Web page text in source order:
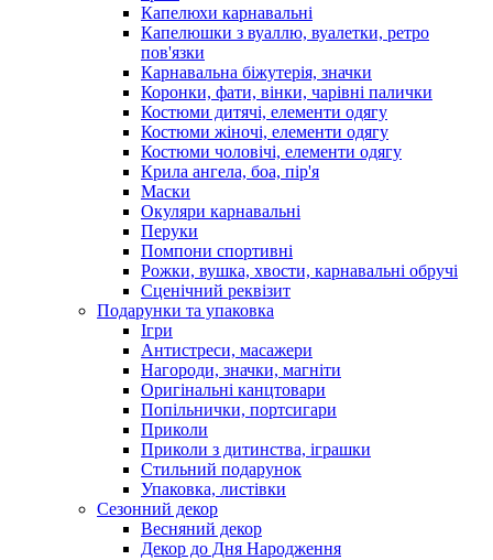
Капелюхи карнавальні
Капелюшки з вуаллю, вуалетки, ретро
пов'язки
Карнавальна біжутерія, значки
Коронки, фати, вінки, чарівні палички
Костюми дитячі, елементи одягу
Костюми жіночі, елементи одягу
Костюми чоловічі, елементи одягу
Крила ангела, боа, пір'я
Маски
Окуляри карнавальні
Перуки
Помпони спортивні
Рожки, вушка, хвости, карнавальні обручі
Сценічний реквізит
Подарунки та упаковка
Ігри
Антистреси, масажери
Нагороди, значки, магніти
Оригінальні канцтовари
Попільнички, портсигари
Приколи
Приколи з дитинства, іграшки
Стильний подарунок
Упаковка, листівки
Сезонний декор
Весняний декор
Декор до Дня Народження